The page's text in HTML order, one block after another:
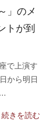
」のメ
トが到
で上演す
から明日
続きを読む